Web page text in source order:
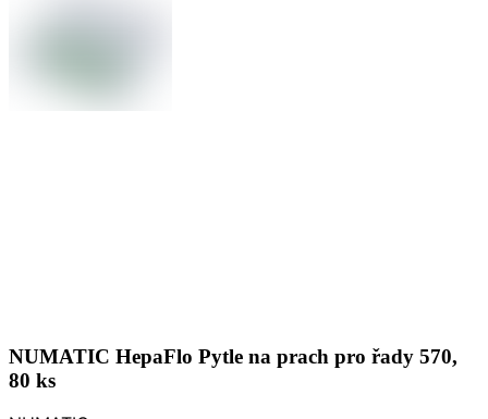
NUMATIC HepaFlo Pytle na prach pro řady 570,
80 ks